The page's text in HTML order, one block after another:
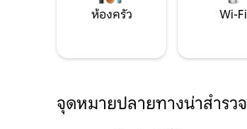
ห้องครัว Wi-Fi
จุดหมายปลายทางน่าสำรวจ